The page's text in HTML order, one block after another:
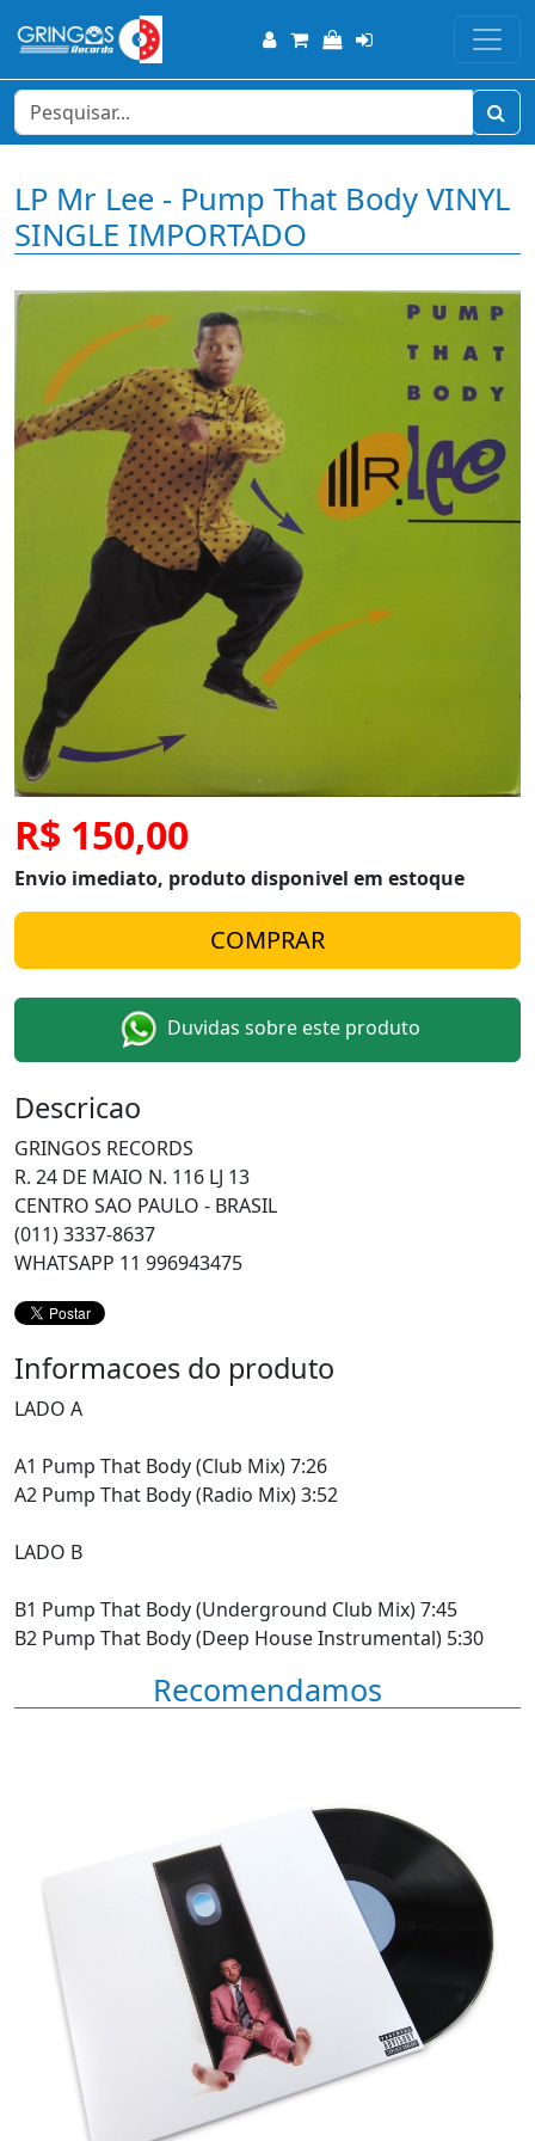
LP Mr Lee - Pump That Body VINYL
SINGLE IMPORTADO
R$ 150,00
Envio imediato, produto disponivel em estoque
Duvidas sobre este produto
Descricao
GRINGOS RECORDS
R. 24 DE MAIO N. 116 LJ 13
CENTRO SAO PAULO - BRASIL
(011) 3337-8637
WHATSAPP 11 996943475
Informacoes do produto
LADO A
A1 Pump That Body (Club Mix) 7:26
A2 Pump That Body (Radio Mix) 3:52
LADO B
B1 Pump That Body (Underground Club Mix) 7:45
B2 Pump That Body (Deep House Instrumental) 5:30
Recomendamos